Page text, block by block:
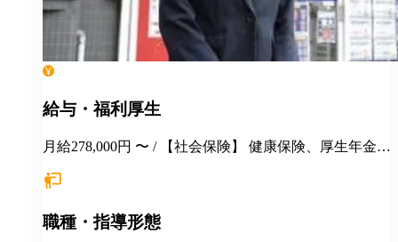
給与・福利厚生
月給278,000円 〜 / 【社会保険】 健康保険、厚生年金保
永年勤続表彰 季節講習報奨金 各種インセンティブ制度
職／教務主任） 各種優待、割引 健康診断 長短貸付 各
職種・指導形態